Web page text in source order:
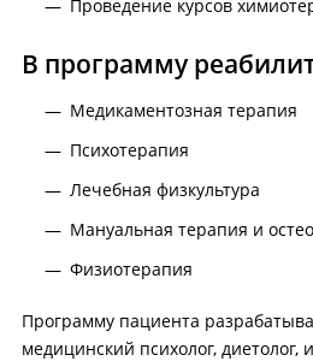
Проведение курсов
В программу
Медикаментозная терапия
Психотерапия
Лечебная физкультура
Мануальная терапия и
Физиотерапия
Программу пациента
медицинский психолог, диетолог,